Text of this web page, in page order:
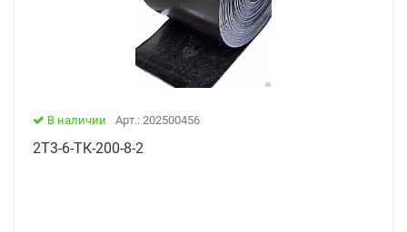
В наличии Арт.: 202500456
2Т3-6-ТК-200-8-2